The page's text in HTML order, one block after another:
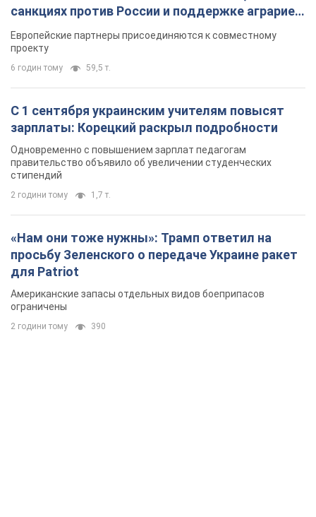
санкциях против России и поддержке аграриев.
Видео
Европейские партнеры присоединяются к совместному
проекту
6 годин тому 59,5 т.
С 1 сентября украинским учителям повысят
зарплаты: Корецкий раскрыл подробности
Одновременно с повышением зарплат педагогам
правительство объявило об увеличении студенческих
стипендий
2 години тому 1,7 т.
«Нам они тоже нужны»: Трамп ответил на
просьбу Зеленского о передаче Украине ракет
для Patriot
Американские запасы отдельных видов боеприпасов
ограничены
2 години тому 390